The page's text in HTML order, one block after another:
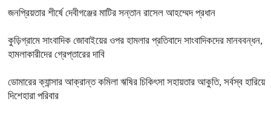
জনপ্রিয়তার শীর্ষে দেবীগঞ্জের মাটির সন্তান রাসেল আহম্মেদ প্রধান
কুড়িগ্রামে সাংবাদিক জোবাইয়ের ওপর হামলার প্রতিবাদে সাংবাদিকদের মানববন্ধন,
হামলাকারীদের গ্রেপ্তারের দাবি
ডোমারের ক্যান্সার আক্রান্ত কমিলা ঋষির চিকিৎসা সহায়তার আকুতি, সর্বস্ব হারিয়ে
দিশেহারা পরিবার